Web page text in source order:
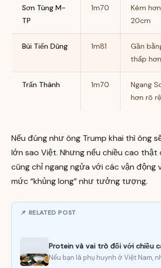
Sơn Tùng M-
TP
1m70
Kém
20cm
Bùi Tiến Dũng 1m81
Gần
thấp
Trấn Thành 1m70
Ngang
hơn rõ
Nếu đúng như ông Trump khai thì ông
lớn sao Việt. Nhưng nếu chiều cao thật
cũng chỉ ngang ngửa với các vận động
mức “khủng long” như tưởng tượng.
📌 RELATED POST
Protein và vai trò đối với chiều